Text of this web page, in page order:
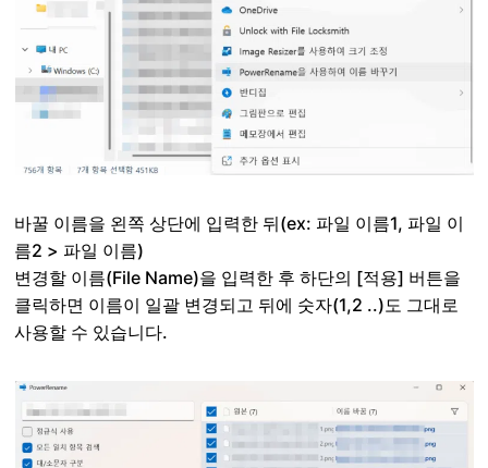
바꿀 이름을 왼쪽 상단에 입력한 뒤(ex: 파일 이름1, 파일 이
름2 > 파일 이름)
변경할 이름(File Name)을 입력한 후 하단의 [적용] 버튼을
클릭하면 이름이 일괄 변경되고 뒤에 숫자(1,2 ..)도 그대로
사용할 수 있습니다.